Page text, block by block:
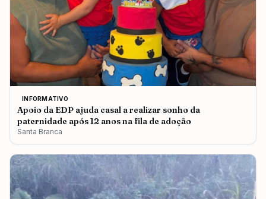
INFORMATIVO
Apoio da EDP ajuda casal a realizar sonho da
paternidade após 12 anos na fila de adoção
Santa Branca